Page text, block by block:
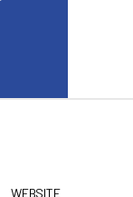
WEBSITE